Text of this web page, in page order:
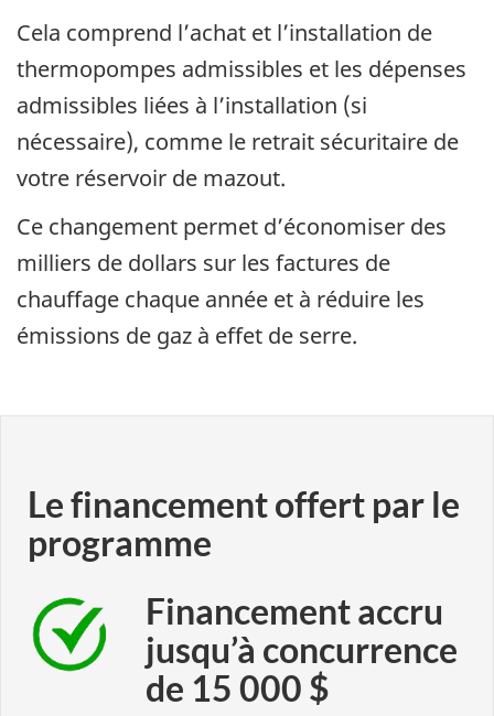
Cela comprend l’achat et l’installation de
thermopompes admissibles et les dépenses
admissibles liées à l’installation (si
nécessaire), comme le retrait sécuritaire de
votre réservoir de mazout.
Ce changement permet d’économiser des
milliers de dollars sur les factures de
chauffage chaque année et à réduire les
émissions de gaz à effet de serre.
Le financement offert par le
programme
Financement accru
jusqu’à concurrence
de 15 000 $